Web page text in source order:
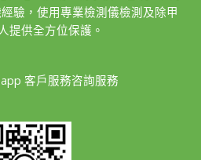
驗，使用專業檢測儀檢測及除甲
提供全方位保護。
客戶服務咨詢服務